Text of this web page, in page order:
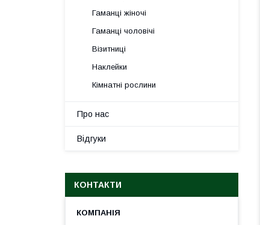
Гаманці жіночі
Гаманці чоловічі
Візитниці
Наклейки
Кімнатні рослини
Про нас
Відгуки
КОНТАКТИ